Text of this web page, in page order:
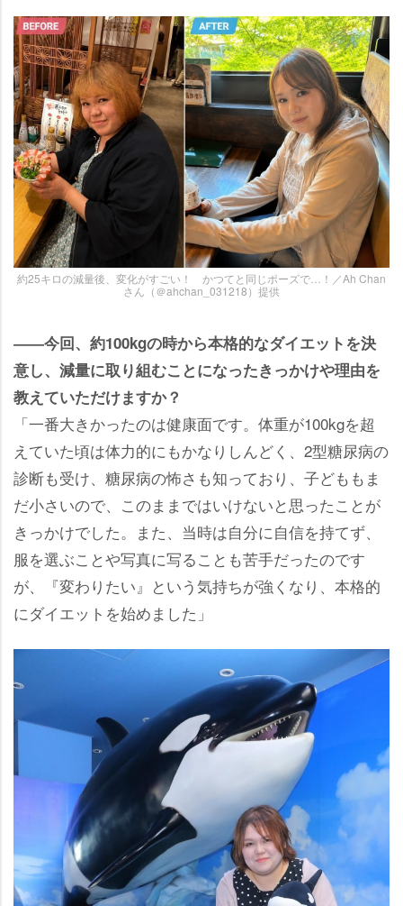
約25キロの減量後、変化がすごい！ かつてと同じポーズで…！／Ah Chan
さん（＠ahchan_031218）提供
――今回、約100kgの時から本格的なダイエットを決
意し、減量に取り組むことになったきっかけや理由を
教えていただけますか？
「一番大きかったのは健康面です。体重が100kgを超
えていた頃は体力的にもかなりしんどく、2型糖尿病の
診断も受け、糖尿病の怖さも知っており、子どももま
だ小さいので、このままではいけないと思ったことが
きっかけでした。また、当時は自分に自信を持てず、
服を選ぶことや写真に写ることも苦手だったのです
が、『変わりたい』という気持ちが強くなり、本格的
にダイエットを始めました」